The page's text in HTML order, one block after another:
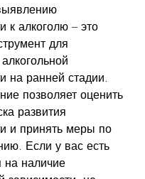
к алкоголю – это
для
на ранней стадии.
позволяет оценить
развития
и принять меры по
Если у вас есть
на наличие